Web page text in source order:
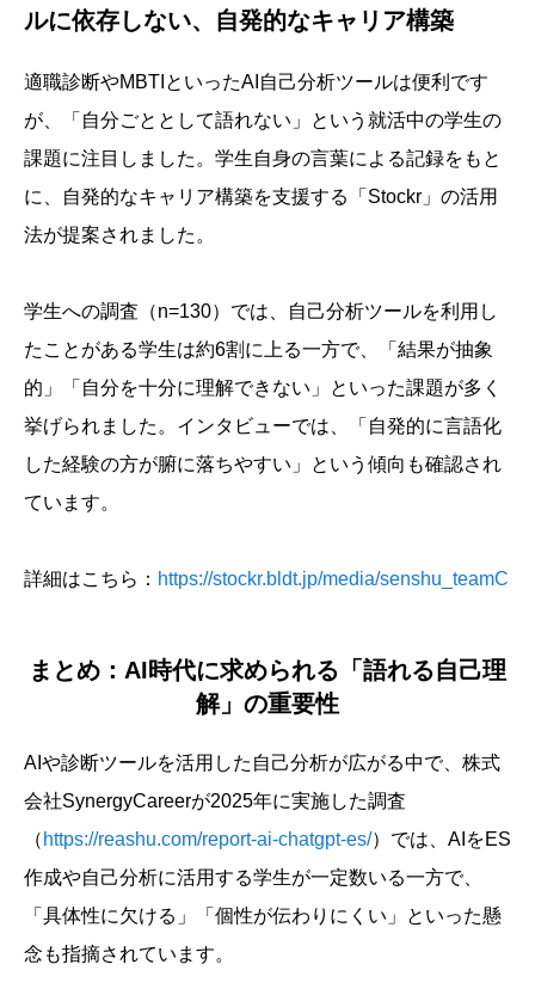
ルに依存しない、自発的なキャリア構築
適職診断やMBTIといったAI自己分析ツールは便利です
が、「自分ごととして語れない」という就活中の学生の
課題に注目しました。学生自身の言葉による記録をもと
に、自発的なキャリア構築を支援する「Stockr」の活用
法が提案されました。
学生への調査（n=130）では、自己分析ツールを利用し
たことがある学生は約6割に上る一方で、「結果が抽象
的」「自分を十分に理解できない」といった課題が多く
挙げられました。インタビューでは、「自発的に言語化
した経験の方が腑に落ちやすい」という傾向も確認され
ています。
詳細はこちら： https://stockr.bldt.jp/media/senshu_teamC
まとめ：AI時代に求められる「語れる自己理
解」の重要性
AIや診断ツールを活用した自己分析が広がる中で、株式
会社SynergyCareerが2025年に実施した調査
（ https://reashu.com/report-ai-chatgpt-es/）では、AIをES
作成や自己分析に活用する学生が一定数いる一方で、
「具体性に欠ける」「個性が伝わりにくい」といった懸
念も指摘されています。